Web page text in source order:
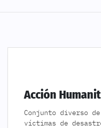
Acción
Conjunto diverso
víctimas de